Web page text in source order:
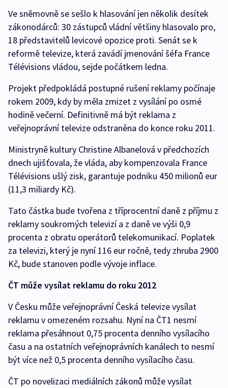
Ve sněmovně se sešlo k hlasování jen několik desítek
zákonodárců: 30 zástupců vládní většiny hlasovalo pro,
18 představitelů levicové opozice proti. Senát se k
reformě televize, která zavádí jmenování šéfa France
Télévisions vládou, sejde počátkem ledna.
Projekt předpokládá postupné rušení reklamy počínaje
rokem 2009, kdy by měla zmizet z vysílání po osmé
hodině večerní. Definitivně má být reklama z
veřejnoprávní televize odstraněna do konce roku 2011.
Ministryně kultury Christine Albanelová v předchozích
dnech ujišťovala, že vláda, aby kompenzovala France
Télévisions ušlý zisk, garantuje podniku 450 milionů eur
(11,3 miliardy Kč).
Tato částka bude tvořena z tříprocentní daně z příjmu z
reklamy soukromých televizí a z daně ve výši 0,9
procenta z obratu operátorů telekomunikací. Poplatek
za televizi, který je nyní 116 eur ročně, tedy zhruba 2900
Kč, bude stanoven podle vývoje inflace.
ČT může vysílat reklamu do roku 2012
V Česku může veřejnoprávní Česká televize vysílat
reklamu v omezeném rozsahu. Nyní na ČT1 nesmí
reklama přesáhnout 0,75 procenta denního vysílacího
času a na ostatních veřejnoprávních kanálech to nesmí
být více než 0,5 procenta denního vysílacího času.
ČT po novelizaci mediálních zákonů může vysílat